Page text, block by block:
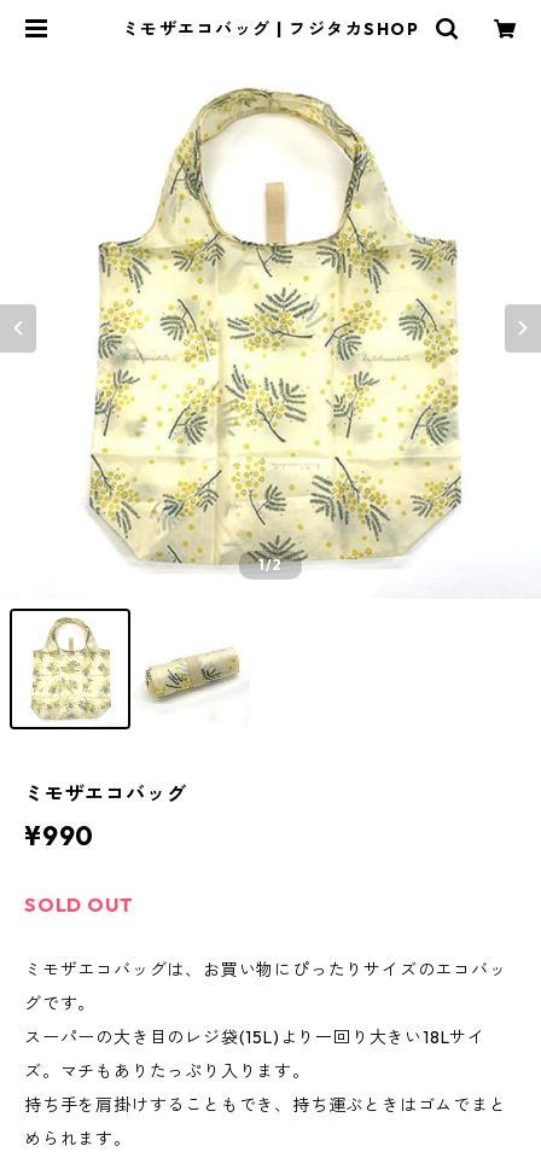
ミモザエコバッグ | フジタカSHOP
1/2
ミモザエコバッグ
¥990
SOLD OUT
ミモザエコバッグは、お買い物にぴったりサイズのエコバッ
グです。
スーパーの大き目のレジ袋(15L)より一回り大きい18Lサイ
ズ。マチもありたっぷり入ります。
持ち手を肩掛けすることもでき、持ち運ぶときはゴムでまと
められます。